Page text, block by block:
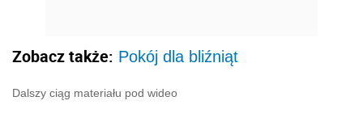
Zobacz także: Pokój dla bliźniąt
Dalszy ciąg materiału pod wideo